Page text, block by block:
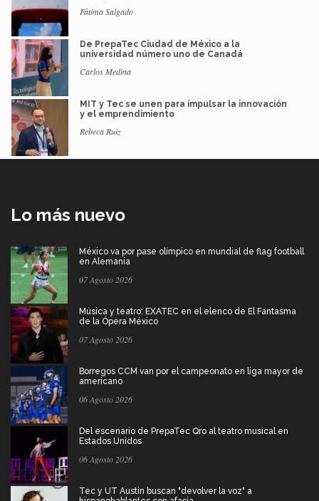
Fátima Salgado
De PrepaTec Ciudad de México a la
universidad número uno de Canadá
Carlos Medina
MIT y Tec se unen para impulsar la innovación
y el emprendimiento
Rebeca Ruiz
Lo más nuevo
México va por pase olímpico en mundial de flag football
en Alemania
07 Agosto 2026
Música y teatro: EXATEC en el elenco de El Fantasma
de la Ópera México
07 Agosto 2026
Borregos CCM van por el campeonato en liga mayor de
americano
06 Agosto 2026
Del escenario de PrepaTec Qro al teatro musical en
Estados Unidos
06 Agosto 2026
Tec y UT Austin buscan "devolver la voz" a